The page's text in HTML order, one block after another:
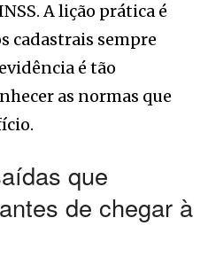
A lição prática é
cadastrais sempre
é tão
as normas que
que
de chegar à